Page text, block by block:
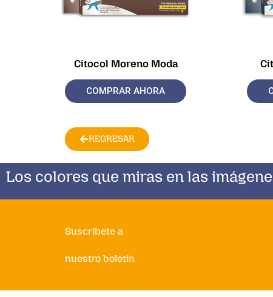
Citocol Moreno Moda
COMPRAR AHORA
REGRESAR
Los colores que miras en las
Suscríbete a
nuestro boletín